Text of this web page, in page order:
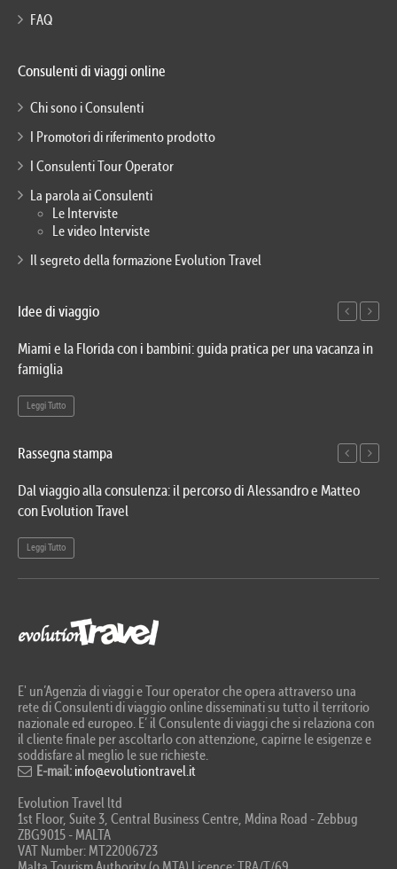
FAQ
Consulenti di viaggi online
Chi sono i Consulenti
I Promotori di riferimento prodotto
I Consulenti Tour Operator
La parola ai Consulenti
Le Interviste
Le video Interviste
Il segreto della formazione Evolution Travel
Idee di viaggio
Miami e la Florida con i bambini: guida pratica per una vacanza in
famiglia
Leggi Tutto
Rassegna stampa
Dal viaggio alla consulenza: il percorso di Alessandro e Matteo
con Evolution Travel
Leggi Tutto
E' un’Agenzia di viaggi e Tour operator che opera attraverso una
rete di Consulenti di viaggio online disseminati su tutto il territorio
nazionale ed europeo. E’ il Consulente di viaggi che si relaziona con
il cliente finale per ascoltarlo con attenzione, capirne le esigenze e
soddisfare al meglio le sue richieste.
E-mail: info@evolutiontravel.it
Evolution Travel ltd
1st Floor, Suite 3, Central Business Centre, Mdina Road - Zebbug
ZBG9015 - MALTA
VAT Number: MT22006723